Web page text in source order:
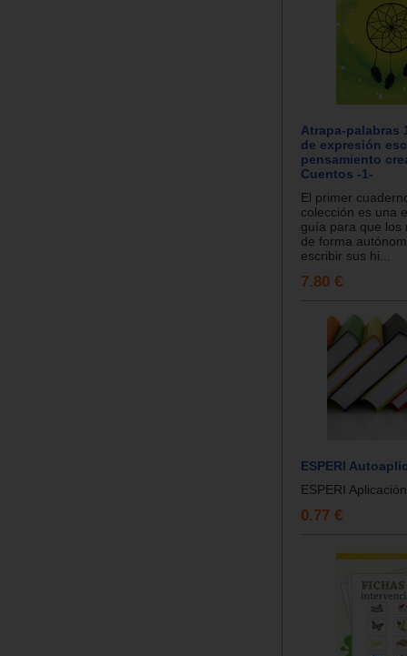
Atrapa-palabras
de expresión
pensamiento
Cuentos -1-
El primer
colección es una
guía para que los
de forma
escribir sus hi...
7.80 €
ESPERI
ESPERI
0.77 €